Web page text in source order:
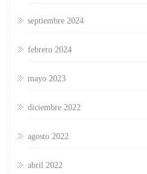
septiembre 2024
febrero 2024
mayo 2023
diciembre 2022
agosto 2022
abril 2022